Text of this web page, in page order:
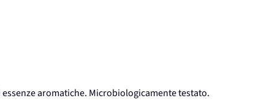
aromatiche. Microbiologicamente testato.